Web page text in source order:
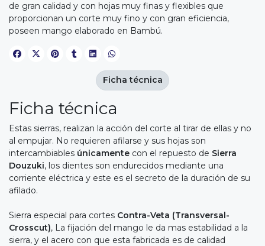
de gran calidad y con hojas muy finas y flexibles que
proporcionan un corte muy fino y con gran eficiencia,
poseen mango elaborado en Bambú.
Ficha técnica
Estas sierras, realizan la acción del corte al tirar de ellas y no
al empujar. No requieren afilarse y sus hojas son
intercambiables únicamente con el repuesto de Sierra
Douzuki, los dientes son endurecidos mediante una
corriente eléctrica y este es el secreto de la duración de su
afilado.
Sierra especial para cortes Contra-Veta (Transversal-
Crosscut), La fijación del mango le da mas estabilidad a la
sierra, y el acero con que esta fabricada es de calidad
Ficha técnica